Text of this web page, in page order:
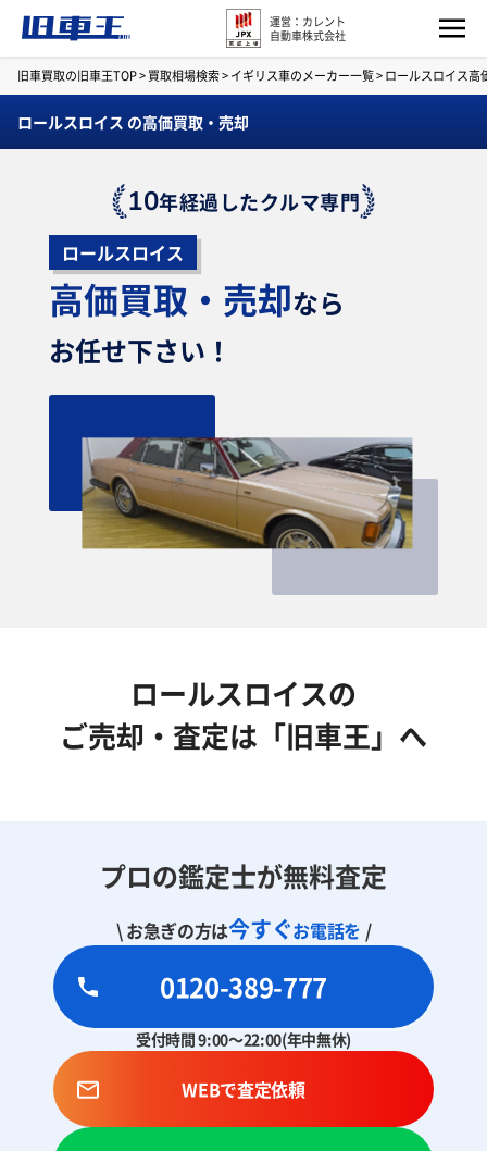
運営：カレント
自動車株式会社
旧車買取の旧車王TOP>買取相場検索>イギリス車のメーカー一覧>ロールスロイス高
ロールスロイス の高価買取・売却
10年経過したクルマ専門
ロールスロイス
高価買取・売却なら
お任せ下さい！
ロールスロイスの
ご売却・査定は「旧車王」へ
プロの鑑定士が無料査定
\ お急ぎの方は今すぐお電話を /
0120-389-777
受付時間 9:00～22:00(年中無休)
WEBで査定依頼